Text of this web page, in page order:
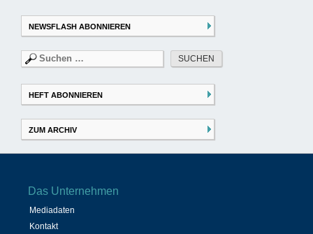
NEWSFLASH ABONNIEREN
Suchen
nach:
HEFT ABONNIEREN
ZUM ARCHIV
Das Unternehmen
Mediadaten
Kontakt